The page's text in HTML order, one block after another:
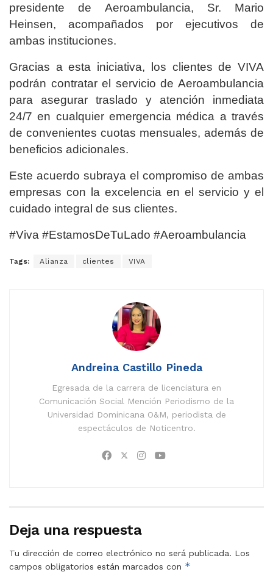
presidente de Aeroambulancia, Sr. Mario
Heinsen, acompañados por ejecutivos de
ambas instituciones.
Gracias a esta iniciativa, los clientes de VIVA
podrán contratar el servicio de Aeroambulancia
para asegurar traslado y atención inmediata
24/7 en cualquier emergencia médica a través
de convenientes cuotas mensuales, además de
beneficios adicionales.
Este acuerdo subraya el compromiso de ambas
empresas con la excelencia en el servicio y el
cuidado integral de sus clientes.
#Viva #EstamosDeTuLado #Aeroambulancia
Tags: Alianza clientes VIVA
Andreina Castillo Pineda
Egresada de la carrera de licenciatura en
Comunicación Social Mención Periodismo de la
Universidad Dominicana O&M, periodista de
espectáculos de Noticentro.
Deja una respuesta
Tu dirección de correo electrónico no será publicada. Los
campos obligatorios están marcados con *